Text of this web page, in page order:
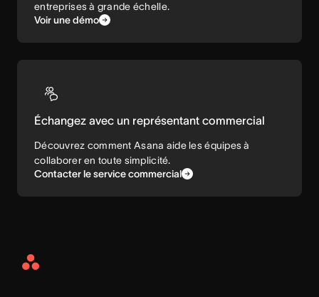
entreprises à grande échelle.
Voir une démo
Échangez avec un représentant commercial
Découvrez comment Asana aide les équipes à
collaborer en toute simplicité.
Contacter le service commercial
Asana